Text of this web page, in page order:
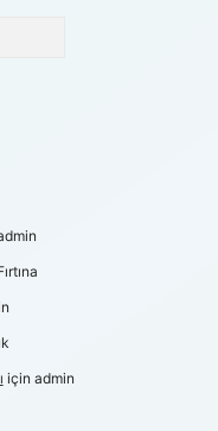
için admin